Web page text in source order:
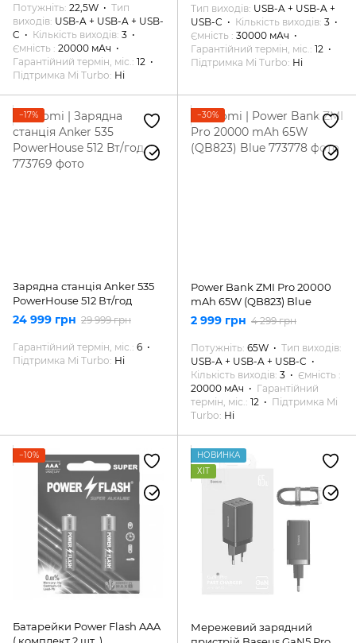
Потужніть 22,5W
Тип
виходів USB-A + USB-A + USB-
C
Кількість виходів 3
Ємність 20000 мАч
Гарантійний термін, міс.
12
Підтримка Mi Turbo Ні
Тип виходів USB-A + USB-A +
USB-C
Кількість виходів 3
Ємність 30000 мАч
Гарантійний термін, міс.
12
Підтримка Mi Turbo Ні
−17%
Зарядна станція Anker 535
PowerHouse 512 Вт/год
24 999 грн 29 999 грн
Гарантійний термін, міс. 6
Підтримка Mi Turbo Ні
−30%
Power Bank ZMI Pro 20000
mAh 65W (QB823) Blue
2 999 грн 4 299 грн
Потужніть 65W
Тип виходів
USB-A + USB-A + USB-C
Кількість виходів 3
Ємність
20000 мАч
Гарантійний
термін, міс. 12
Підтримка Mi
Turbo Ні
−10%
Батарейки Power Flash AAA
НОВИНКА
ХІТ
Мережевий зарядний